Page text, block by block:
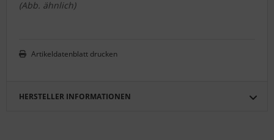
(Abb. ähnlich)
Artikeldatenblatt drucken
HERSTELLER INFORMATIONEN